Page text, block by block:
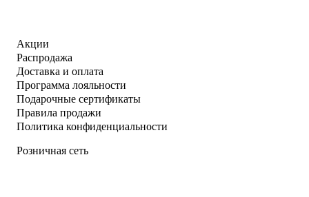
Акции
Распродажа
Доставка и оплата
Программа лояльности
Подарочные сертификаты
Правила продажи
Политика конфиденциальности
Розничная сеть